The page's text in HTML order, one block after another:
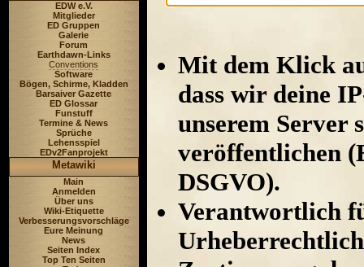
EDW e.V.
Mitglieder
ED Gruppen
Galerie
Forum
Earthdawn-Links
Conventions
Software
Bögen, Schirme, Kladden
Barsaiver Gazette
ED Glossar
Funstuff
Termine & News
Sprüche
Lehensspiel
EDv2Fanprojekt
Metawiki
Main
Anmelden
Über uns
Wiki-Etiquette
Verbesserungsvorschläge
Eure Meinung
News
Seiten Index
Top Ten Seiten
Mit dem Klick
dass wir deine
unserem Server
veröffentlichen
DSGVO).
Verantwortlich